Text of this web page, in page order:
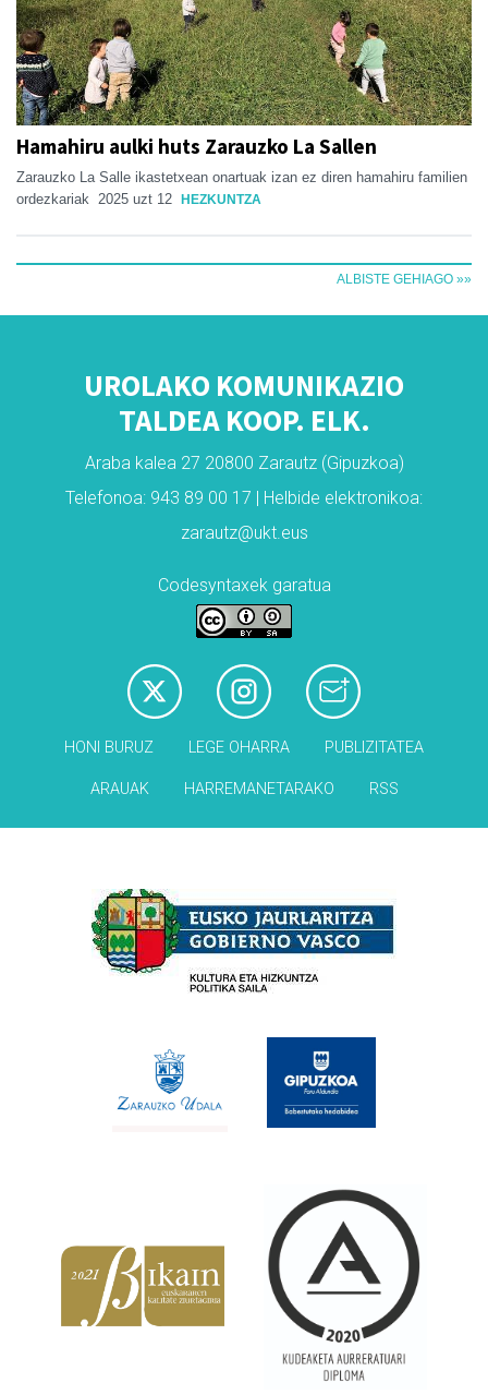
Hamahiru aulki huts Zarauzko La Sallen
Zarauzko La Salle ikastetxean onartuak izan ez diren hamahiru familien
ordezkariak
2025 uzt 12 HEZKUNTZA
ALBISTE GEHIAGO »»
UROLAKO KOMUNIKAZIO
TALDEA KOOP. ELK.
Araba kalea 27 20800 Zarautz (Gipuzkoa)
Telefonoa: 943 89 00 17 | Helbide elektronikoa:
zarautz@ukt.eus
Codesyntaxek garatua
HONI BURUZ LEGE OHARRA PUBLIZITATEA
ARAUAK HARREMANETARAKO RSS